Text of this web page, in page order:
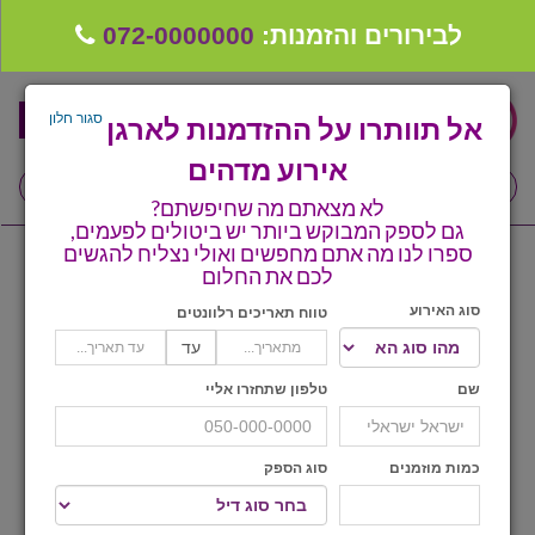
לבירורים והזמנות: 072-0000000
דילים לארועים בכף ידך
דף הבית
ספקים לחתונה מומלצים
טיפים לארגון ותכנון חתונה
קבוצת וואטסאפ-ספקים עונים LIVE
שירות אישי בקליק
סגור חלון אל תוותרו על ההזדמנות לארגן
אירוע מדהים
לא מצאתם מה שחיפשתם?
גם לספק המבוקש ביותר יש ביטולים לפעמים,
ספרו לנו מה אתם מחפשים ואולי נצליח להגשים
לכם את החלום
סוג האירוע טווח תאריכים רלוונטים
עד
שם טלפון שתחזרו אליי
כמות מוזמנים סוג הספק
טרנד חדש
פופולארי-מנהל
אירועים פרטי ו/או
חברת ניהול
אירועים